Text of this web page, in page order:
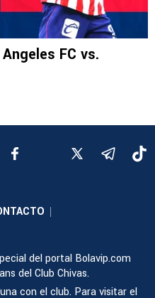
FC vs.
|
del portal Bolavip.com
del Club Chivas.
con el club. Para visitar el